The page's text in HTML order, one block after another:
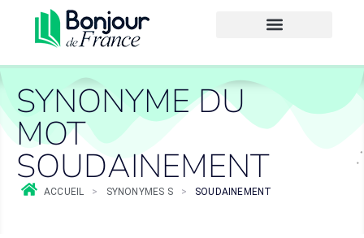
SYNONYME DU
MOT
SOUDAINEMENT
ACCUEIL > SYNONYMES S > SOUDAINEMENT